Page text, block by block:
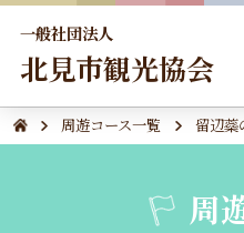
一般社団法人
北見市観光協会
周遊コース一覧 留辺蘂
周